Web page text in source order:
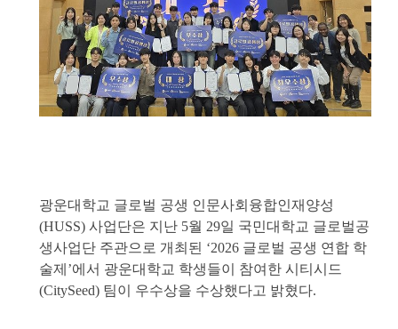
광운대학교 글로벌 공생 인문사회융합인재양성
(HUSS) 사업단은 지난 5월 29일 국민대학교 글로벌공
생사업단 주관으로 개최된 ‘2026 글로벌 공생 연합 학
술제’에서 광운대학교 학생들이 참여한 시티시드
(CitySeed) 팀이 우수상을 수상했다고 밝혔다.